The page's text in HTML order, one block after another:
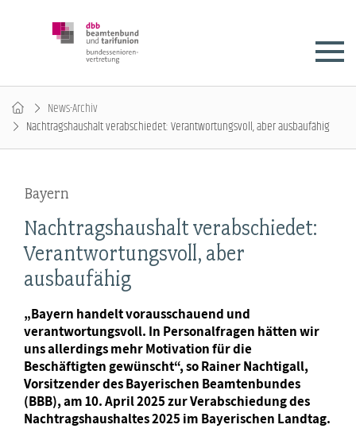
News-Archiv
Nachtragshaushalt verabschiedet: Verantwortungsvoll, aber ausbaufähig
Bayern
Nachtragshaushalt verabschiedet:
Verantwortungsvoll, aber
ausbaufähig
„Bayern handelt vorausschauend und
verantwortungsvoll. In Personalfragen hätten wir
uns allerdings mehr Motivation für die
Beschäftigten gewünscht“, so Rainer Nachtigall,
Vorsitzender des Bayerischen Beamtenbundes
(BBB), am 10. April 2025 zur Verabschiedung des
Nachtragshaushaltes 2025 im Bayerischen Landtag.